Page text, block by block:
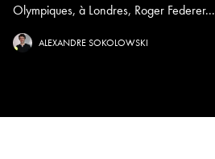
Olympiques, à Londres, Roger Federer...
ALEXANDRE SOKOLOWSKI